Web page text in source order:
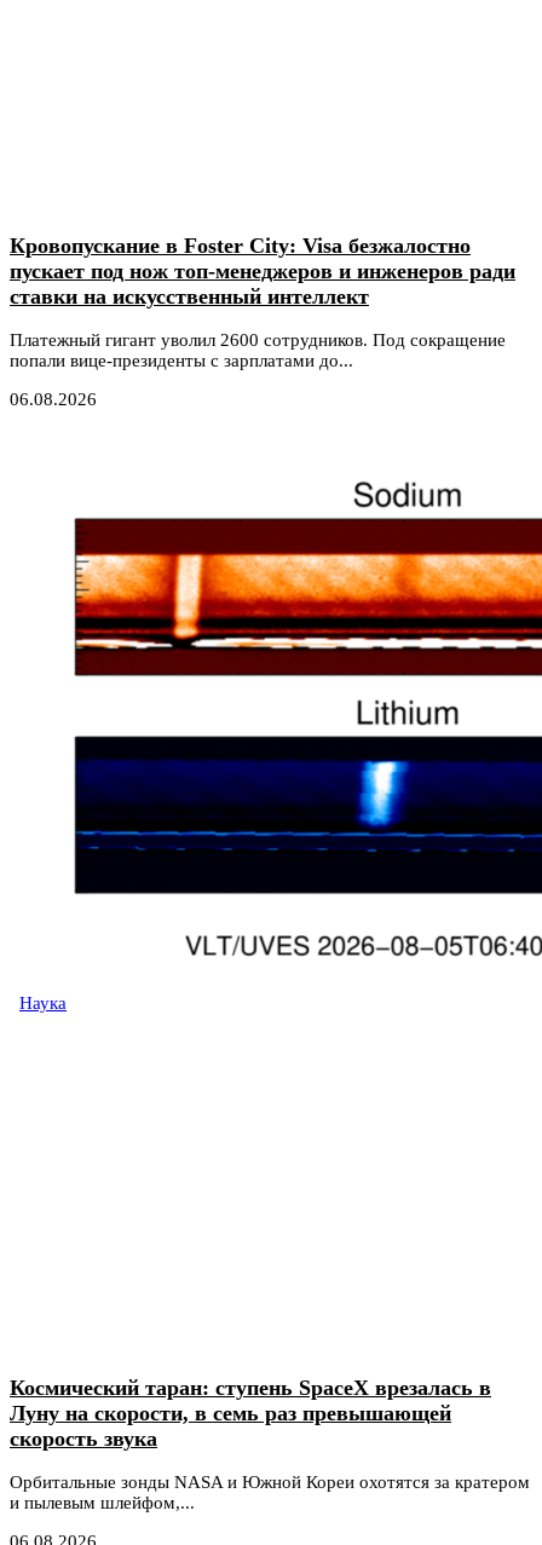
Кровопускание в Foster City: Visa безжалостно
пускает под нож топ-менеджеров и инженеров ради
ставки на искусственный интеллект
Платежный гигант уволил 2600 сотрудников. Под сокращение
попали вице-президенты с зарплатами до...
06.08.2026
Наука
Космический таран: ступень SpaceX врезалась в
Луну на скорости, в семь раз превышающей
скорость звука
Орбитальные зонды NASA и Южной Кореи охотятся за кратером
и пылевым шлейфом,...